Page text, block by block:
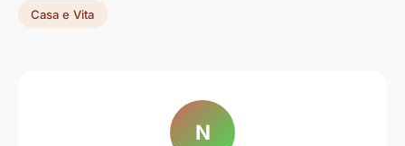
Casa e Vita
N